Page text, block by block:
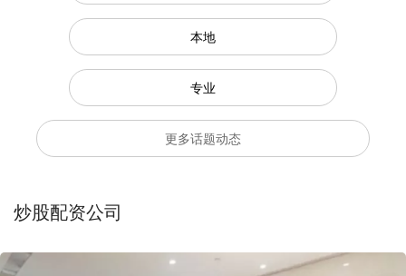
本地
专业
更多话题动态
炒股配资公司